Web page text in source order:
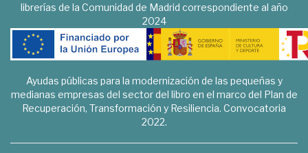
librerías de la Comunidad de Madrid correspondiente al año
2024
Ayudas públicas para la modernización de las pequeñas y
medianas empresas del sector del libro en el marco del Plan de
Recuperación, Transformación y Resiliencia. Convocatoria
2022.